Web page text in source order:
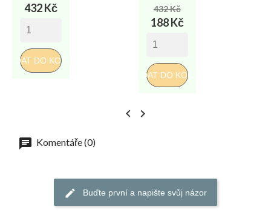
Cena
432 Kč
PŘIDAT DO KOŠÍKU
Běžná
cena
432 KčCena
188 Kč
PŘIDAT DO KOŠÍKU
 
Komentáře (0)
Buďte první a napište svůj názor